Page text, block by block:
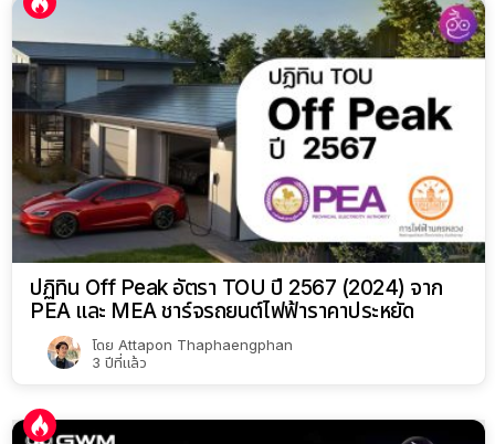
ปฏิทิน Off Peak อัตรา TOU ปี 2567 (2024) จาก
PEA และ MEA ชาร์จรถยนต์ไฟฟ้าราคาประหยัด
โดย Attapon Thaphaengphan
3 ปีที่แล้ว